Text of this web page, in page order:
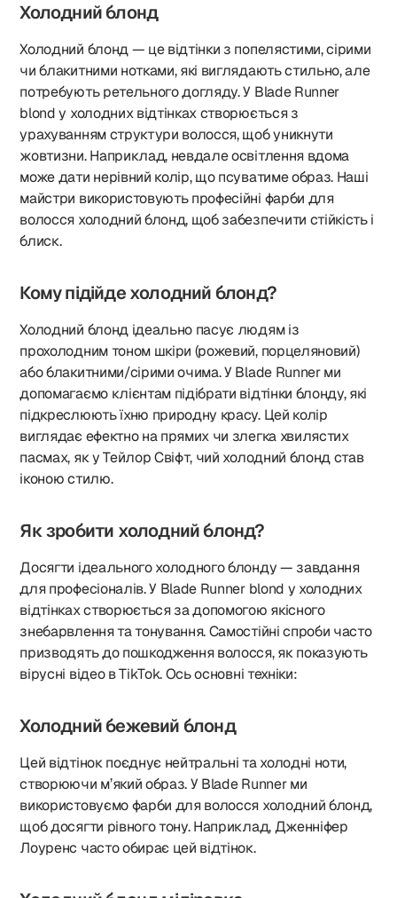
Холодний блонд
Холодний блонд — це відтінки з попелястими, сірими
чи блакитними нотками, які виглядають стильно, але
потребують ретельного догляду. У Blade Runner
blond у холодних відтінках створюється з
урахуванням структури волосся, щоб уникнути
жовтизни. Наприклад, невдале освітлення вдома
може дати нерівний колір, що псуватиме образ. Наші
майстри використовують професійні фарби для
волосся холодний блонд, щоб забезпечити стійкість і
блиск.
Кому підійде холодний блонд?
Холодний блонд ідеально пасує людям із
прохолодним тоном шкіри (рожевий, порцеляновий)
або блакитними/сірими очима. У Blade Runner ми
допомагаємо клієнтам підібрати відтінки блонду, які
підкреслюють їхню природну красу. Цей колір
виглядає ефектно на прямих чи злегка хвилястих
пасмах, як у Тейлор Свіфт, чий холодний блонд став
іконою стилю.
Як зробити холодний блонд?
Досягти ідеального холодного блонду — завдання
для професіоналів. У Blade Runner blond у холодних
відтінках створюється за допомогою якісного
знебарвлення та тонування. Самостійні спроби часто
призводять до пошкодження волосся, як показують
вірусні відео в TikTok. Ось основні техніки:
Холодний бежевий блонд
Цей відтінок поєднує нейтральні та холодні ноти,
створюючи м’який образ. У Blade Runner ми
використовуємо фарби для волосся холодний блонд,
щоб досягти рівного тону. Наприклад, Дженніфер
Лоуренс часто обирає цей відтінок.